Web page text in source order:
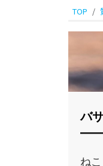
TOP
バ
ね